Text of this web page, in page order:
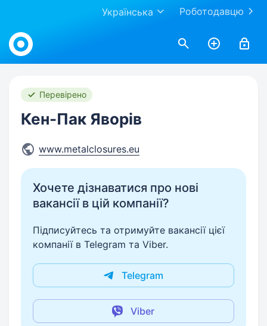
Роботодавцю
Українська
Work.ua
Перевірено
Кен-Пак Яворів
www.metalclosures.eu
Хочете дізнаватися про нові
вакансії в цій компанії?
Підписуйтесь та отримуйте вакансії цієї
компанії в Telegram та Viber.
Telegram
Viber